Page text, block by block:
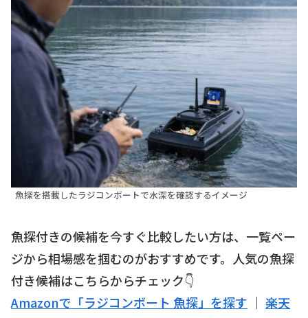
魚探を搭載したラジコンボートで水深を確認するイメージ
魚探付きの候補を今すぐ比較したい方は、一覧ペー
ジから相場感を掴むのがおすすめです。人気の魚探
付き候補はこちらからチェック👇
Amazonで「ラジコンボート 魚探」を探す ｜ 楽天